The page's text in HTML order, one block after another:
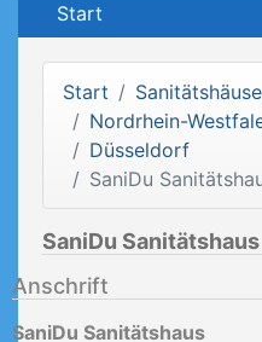
Start
Start
Nordrhein-
Düsseldorf
SaniDu
SaniDu Sanitätshaus
Anschrift
SaniDu Sanitätshaus